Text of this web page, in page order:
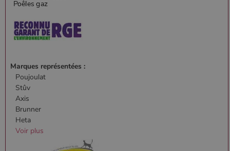
Marques représentées :
Poujoulat
Stûv
Axis
Brunner
Heta
Voir plus